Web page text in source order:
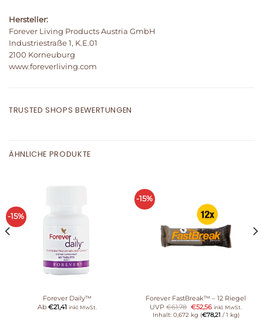
Hersteller:
Forever Living Products Austria GmbH
Industriestraße 1, K.E.01
2100 Korneuburg
www.foreverliving.com
TRUSTED SHOPS BEWERTUNGEN
ÄHNLICHE PRODUKTE
-15%
Forever Daily™
Ab €21,41 inkl. MwSt.
-15%
Forever FastBreak™ – 12 Riegel
UVP€61,78 €52,56 inkl. MwSt.
Inhalt: 0,672 kg (€78,21 / 1 kg)